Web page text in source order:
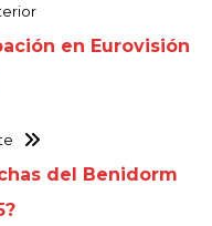
en Eurovisión
del Benidorm